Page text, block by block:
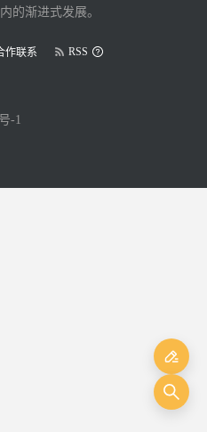
的渐进式发展。
作联系 RSS
-1